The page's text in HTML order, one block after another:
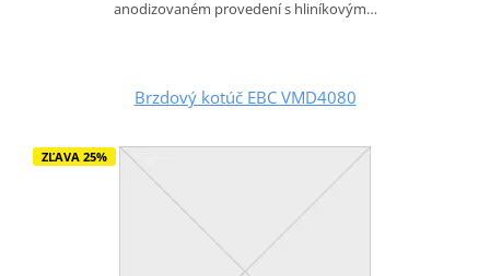
anodizovaném provedení s hliníkovým…
Brzdový kotúč EBC VMD4080
ZĽAVA 25%